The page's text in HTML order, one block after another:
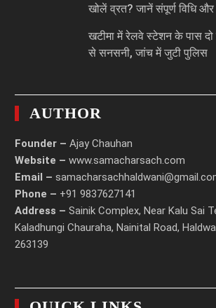
खोलें व्रत? जानें संपूर्ण विधि और
खटीमा में रेलवे स्टेशन के पास
से सनसनी, जांच में जुटी पुलिस
AUTHOR
Founder – Ajay Chauhan
Website – www.samacharsach.com
Email –
Phone – +91 9837627141
Address – Sainik Complex, Near Kalu Sai
Kaladhungi Chauraha, Nainital Road,
263139